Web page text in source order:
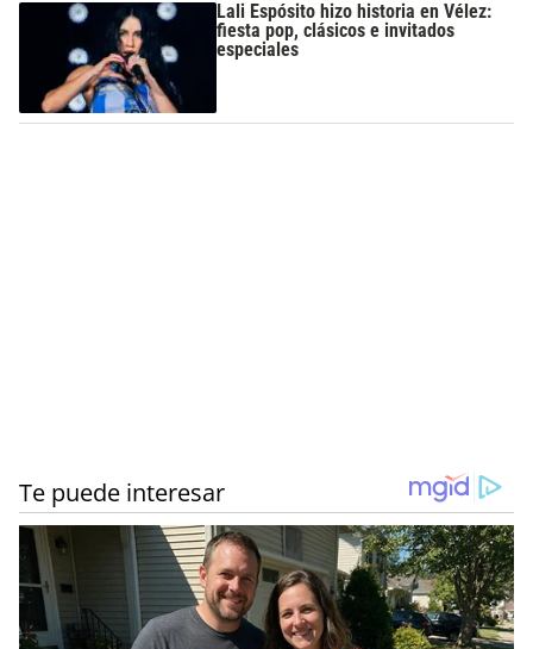
Lali Espósito hizo historia en Vélez:
fiesta pop, clásicos e invitados
especiales